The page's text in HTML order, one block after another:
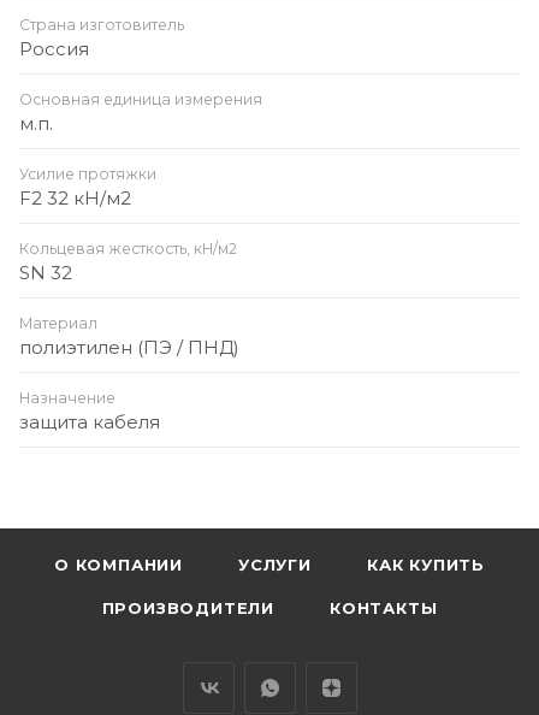
Страна изготовитель
Россия
Основная единица измерения
м.п.
Усилие протяжки
F2 32 кН/м2
Кольцевая жесткость, кН/м2
SN 32
Материал
полиэтилен (ПЭ / ПНД)
Назначение
защита кабеля
О КОМПАНИИ УСЛУГИ КАК КУПИТЬ
ПРОИЗВОДИТЕЛИ КОНТАКТЫ